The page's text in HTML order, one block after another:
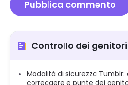
Controllo dei genitori
Modalità di sicurezza
correggere e punte dei